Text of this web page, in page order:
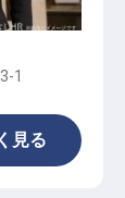
1
見る